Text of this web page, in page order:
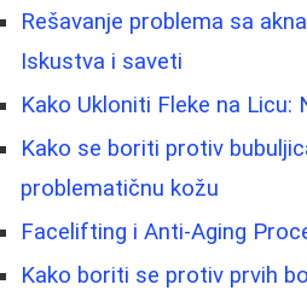
Rešavanje problema sa
Iskustva i saveti
Kako Ukloniti Fleke na Licu:
Kako se boriti protiv
problematičnu kožu
Facelifting i Anti-Aging
Kako boriti se protiv prvih